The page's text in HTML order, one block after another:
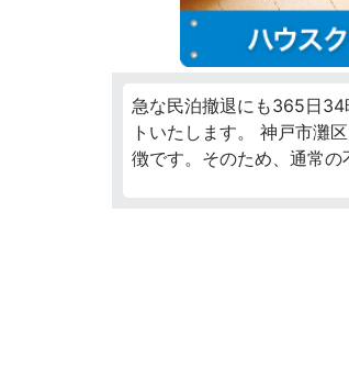
急な民泊撤退にも365日34
トいたします。 神戸市灘
徴です。そのため、通常